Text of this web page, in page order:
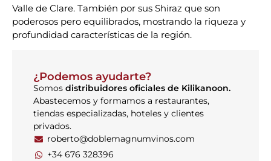
Valle de Clare. También por sus Shiraz que son
poderosos pero equilibrados, mostrando la riqueza y
profundidad características de la región.
¿Podemos ayudarte?
Somos distribuidores oficiales de Kilikanoon.
Abastecemos y formamos a restaurantes,
tiendas especializadas, hoteles y clientes
privados.
roberto@doblemagnumvinos.com
+34 676 328396